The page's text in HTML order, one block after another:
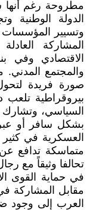
مطروحة رغم أنها
الدولة الوطنية
وتسيير
المشاركة
الاقتصادي وفي
والمجتمع المدني.
صورة فريدة
بيروقراطية
السياسي، وتشارك
بشكل سافر أو
العسكرية في
متماسكة تدافع عن
تحالفا وثيقاً مع
في حماية القوى
مقابل المشاركة
العرب إلى وجود